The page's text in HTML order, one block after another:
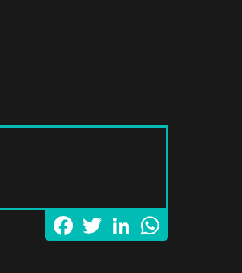
FacebookTwitterLinkedIn